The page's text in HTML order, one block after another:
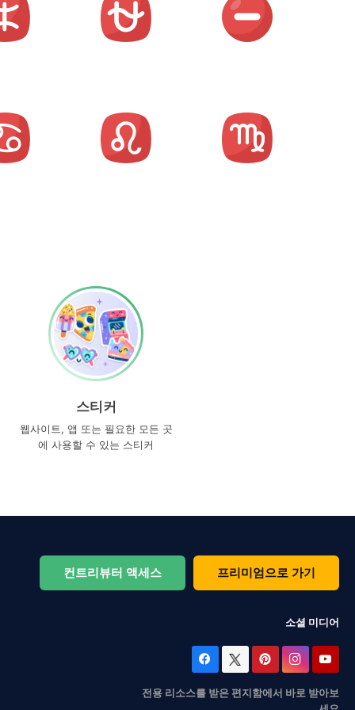
스티커
웹사이트, 앱 또는 필요한 모든 곳
에 사용할 수 있는 스티커
컨트리뷰터 액세스 프리미엄으로 가기
소셜 미디어
전용 리소스를 받은 편지함에서 바로 받아보